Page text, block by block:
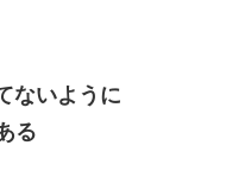
ないように
る